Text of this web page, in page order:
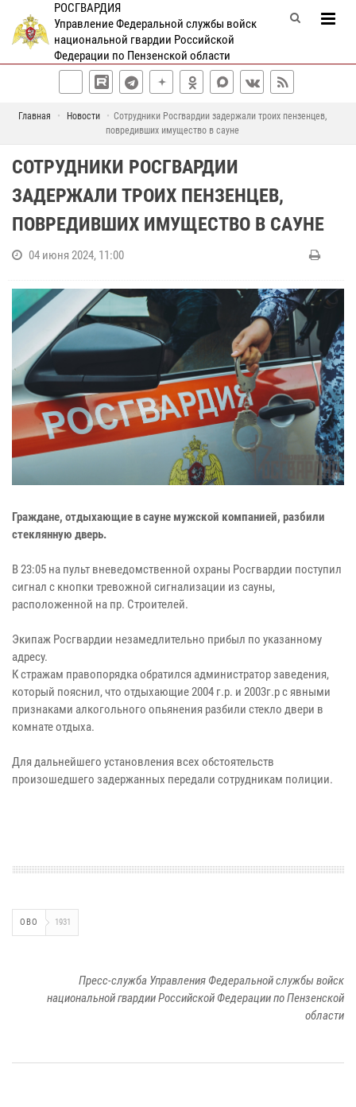
РОСГВАРДИЯ
Управление Федеральной службы войск
национальной гвардии Российской
Федерации по Пензенской области
Главная Новости
Сотрудники Росгвардии задержали троих пензенцев,
повредивших имущество в сауне
СОТРУДНИКИ РОСГВАРДИИ
ЗАДЕРЖАЛИ ТРОИХ ПЕНЗЕНЦЕВ,
ПОВРЕДИВШИХ ИМУЩЕСТВО В САУНЕ
04 июня 2024, 11:00
Граждане, отдыхающие в сауне мужской компанией, разбили
стеклянную дверь.
В 23:05 на пульт вневедомственной охраны Росгвардии поступил
сигнал с кнопки тревожной сигнализации из сауны,
расположенной на пр. Строителей.
Экипаж Росгвардии незамедлительно прибыл по указанному
адресу.
К стражам правопорядка обратился администратор заведения,
который пояснил, что отдыхающие 2004 г.р. и 2003г.р с явными
признаками алкогольного опьянения разбили стекло двери в
комнате отдыха.
Для дальнейшего установления всех обстоятельств
произошедшего задержанных передали сотрудникам полиции.
ОВО 1931
Пресс-служба Управления Федеральной службы войск
национальной гвардии Российской Федерации по Пензенской
области